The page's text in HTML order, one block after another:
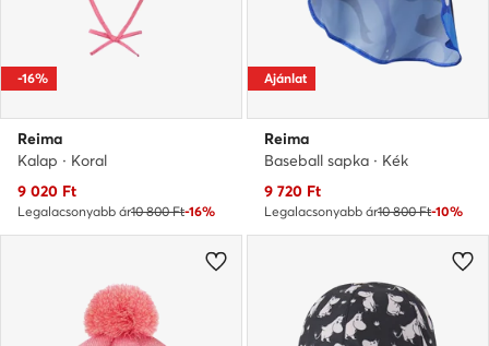
-16%
Reima
Kalap · Koral
Aktuális ár
9 020 Ft
Legalacsonyabb ár10 800 Ft-16%
Ajánlat
Reima
Baseball sapka · Kék
Aktuális ár
9 720 Ft
Legalacsonyabb ár10 800 Ft-10%